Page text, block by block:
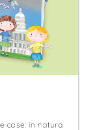
cose: in natura